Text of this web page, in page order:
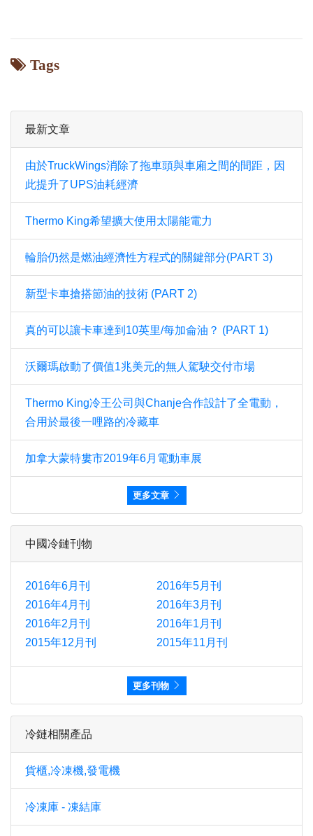
Tags
最新文章
由於TruckWings消除了拖車頭與車廂之間的間距，因
此提升了UPS油耗經濟
Thermo King希望擴大使用太陽能電力
輪胎仍然是燃油經濟性方程式的關鍵部分(PART 3)
新型卡車搶搭節油的技術 (PART 2)
真的可以讓卡車達到10英里/每加侖油？ (PART 1)
沃爾瑪啟動了價值1兆美元的無人駕駛交付市場
Thermo King冷王公司與Chanje合作設計了全電動，
合用於最後一哩路的冷藏車
加拿大蒙特婁市2019年6月電動車展
更多文章
中國冷鏈刊物
2016年6月刊
2016年5月刊
2016年4月刊
2016年3月刊
2016年2月刊
2016年1月刊
2015年12月刊
2015年11月刊
更多刊物
冷鏈相關產品
貨櫃,冷凍機,發電機
冷凍庫 - 凍結庫